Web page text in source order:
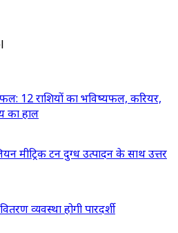
12 राशियों का भविष्यफल, करियर,
का हाल
मीट्रिक टन दुग्ध उत्पादन के साथ उत्तर
व्यवस्था होगी पारदर्शी